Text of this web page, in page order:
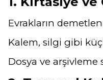
Evrakların
Kalem, silgi gibi
Dosya ve